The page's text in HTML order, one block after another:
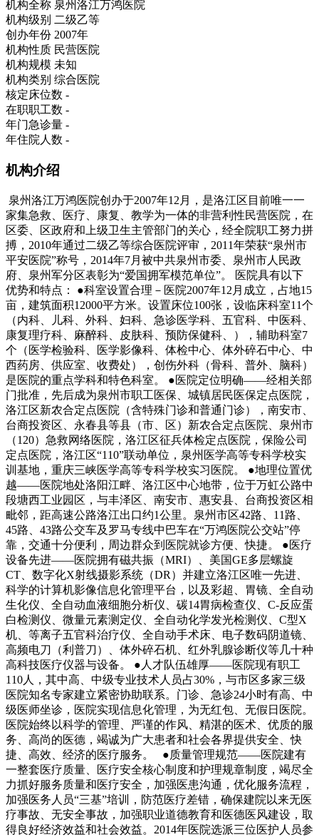
机构全称 泉州洛江万鸿医院
机构级别 二级乙等
创办年份 2007年
机构性质 民营医院
机构规模 未知
机构类别 综合医院
核定床位数 -
在职职工数 -
年门急诊量 -
年住院人数 -
机构介绍
泉州洛江万鸿医院创办于2007年12月，是洛江区目前唯一一
家集急救、医疗、康复、教学为一体的非营利性民营医院，在
区委、区政府和上级卫生主管部门的关心，经全院职工努力拼
搏，2010年通过二级乙等综合医院评审，2011年荣获“泉州市
平安医院”称号，2014年7月被中共泉州市委、泉州市人民政
府、泉州军分区表彰为“爱国拥军模范单位”。 医院具有以下
优势和特点： ●科室设置合理－医院2007年12月成立，占地15
亩，建筑面积12000平方米。设置床位100张，设临床科室11个
（内科、儿科、外科、妇科、急诊医学科、五官科、中医科、
康复理疗科、麻醉科、皮肤科、预防保健科、），辅助科室7
个（医学检验科、医学影像科、体检中心、体外碎石中心、中
西药房、供应室、收费处），创伤外科（骨科、普外、脑科）
是医院的重点学科和特色科室。 ●医院定位明确——经相关部
门批准，先后成为泉州市职工医保、城镇居民医保定点医院，
洛江区新农合定点医院（含特殊门诊和普通门诊），南安市、
台商投资区、永春县等县（市、区）新农合定点医院、泉州市
（120）急救网络医院，洛江区征兵体检定点医院，保险公司
定点医院，洛江区“110”联动单位，泉州医学高等专科学校实
训基地，重庆三峡医学高等专科学校实习医院。 ●地理位置优
越——医院地处洛阳江畔、洛江区中心地带，位于万虹公路中
段塘西工业园区，与丰泽区、南安市、惠安县、台商投资区相
毗邻，距高速公路洛江出口约1公里。泉州市区42路、11路、
45路、43路公交车及罗马专线中巴车在“万鸿医院公交站”停
靠，交通十分便利，周边群众到医院就诊方便、快捷。 ●医疗
设备先进——医院拥有磁共振（MRI）、美国GE多层螺旋
CT、数字化X射线摄影系统（DR）并建立洛江区唯一先进、
科学的计算机影像信息化管理平台，以及彩超、胃镜、全自动
生化仪、全自动血液细胞分析仪、碳14胃病检查仪、C-反应蛋
白检测仪、微量元素测定仪、全自动化学发光检测仪、C型X
机、等离子五官科治疗仪、全自动手术床、电子数码阴道镜、
高频电刀（利普刀）、体外碎石机、红外乳腺诊断仪等几十种
高科技医疗仪器与设备。 ●人才队伍雄厚——医院现有职工
110人，其中高、中级专业技术人员占30%，与市区多家三级
医院知名专家建立紧密协助联系。门诊、急诊24小时有高、中
级医师坐诊，医院实现信息化管理，为无红包、无假日医院。
医院始终以科学的管理、严谨的作风、精湛的医术、优质的服
务、高尚的医德，竭诚为广大患者和社会各界提供安全、快
捷、高效、经济的医疗服务。 ●质量管理规范——医院建有
一整套医疗质量、医疗安全核心制度和护理规章制度，竭尽全
力抓好服务质量和医疗安全，加强医患沟通，优化服务流程，
加强医务人员“三基”培训，防范医疗差错，确保建院以来无医
疗事故、无安全事故，加强职业道德教育和医德医风建设，取
得良好经济效益和社会效益。2014年医院选派三位医护人员参